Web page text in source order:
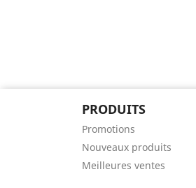
PRODUITS
Promotions
Nouveaux produits
Meilleures ventes